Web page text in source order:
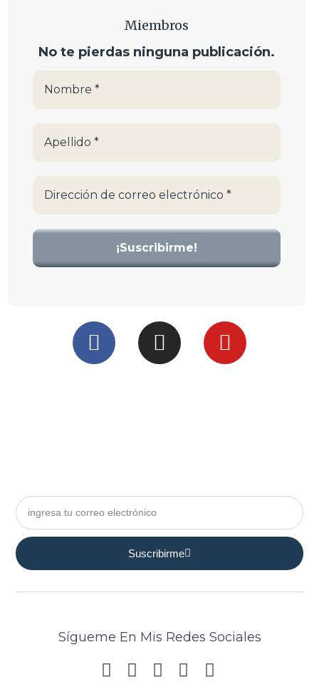
Miembros
No te pierdas ninguna publicación.
Suscribirme
Sígueme En Mis Redes Sociales